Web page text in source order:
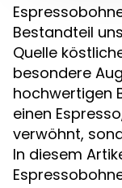
Bestandteil
Quelle
besondere
hochwertigen
einen
verwöhnt,
In diesem